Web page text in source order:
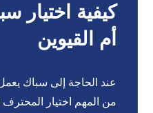
كيفية اختيار
أم القيوين
من المهم اختيار